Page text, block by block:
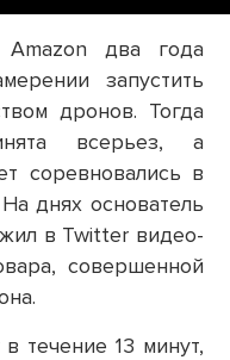
Amazon два года
запустить
дронов. Тогда
всерьез, а
соревновались в
днях основатель
в Twitter видео-
совершенной
течение 13 минут,